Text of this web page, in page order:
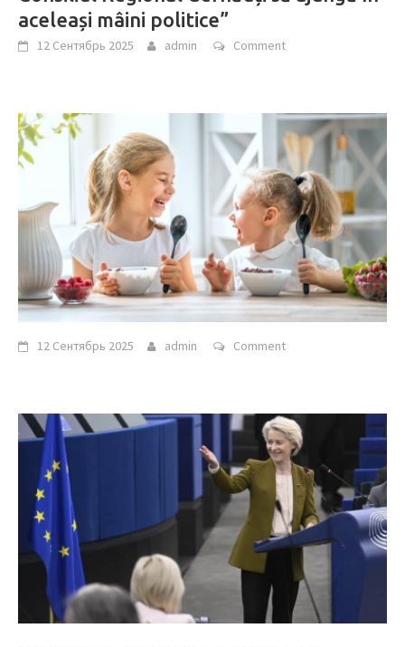
aceleași mâini politice”
12 Сентябрь 2025 admin Comment
12 Сентябрь 2025 admin Comment